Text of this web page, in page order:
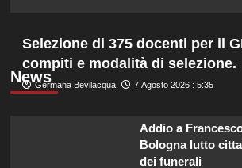
News
Selezione di 375 docenti per il
compiti e modalità di selezione.
Germana Bevilacqua 7 Agosto 2026 : 5:35
Addio a
Bologna lutto
dei funerali